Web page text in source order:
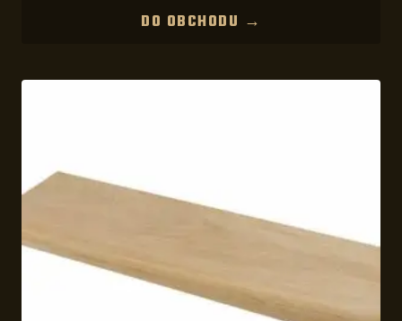
DO OBCHODU →